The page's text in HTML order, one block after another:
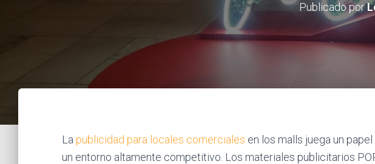
Publicado por
La publicidad para locales comerciales en los malls juega un
un entorno altamente competitivo. Los materiales publicitarios